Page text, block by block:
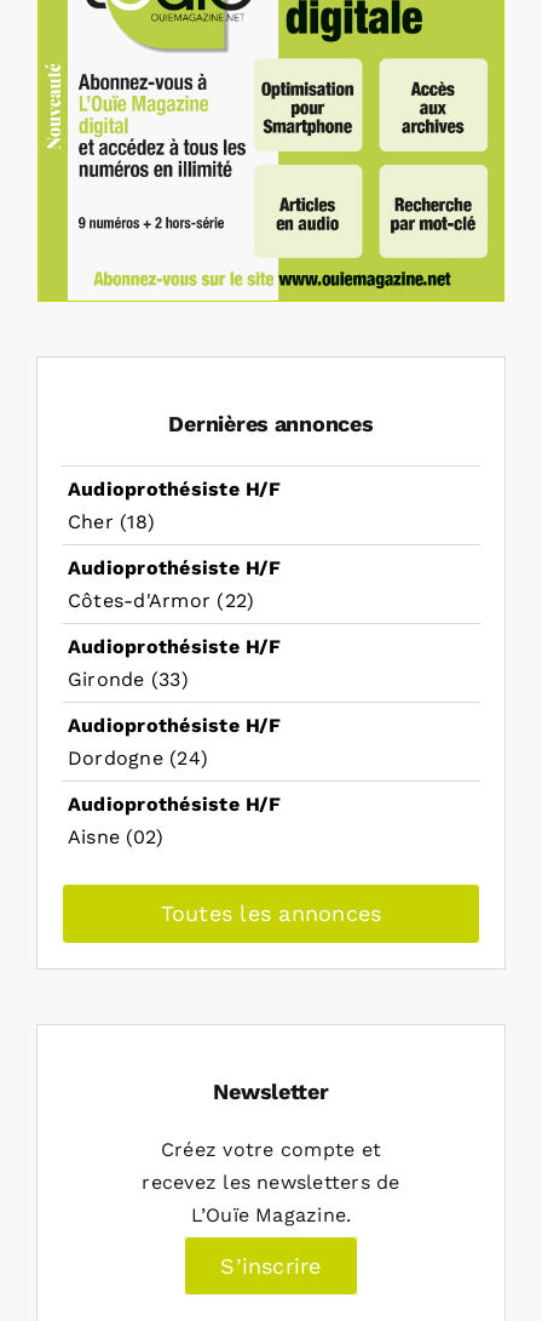
Dernières annonces
Audioprothésiste H/F
Cher (18)
Audioprothésiste H/F
Côtes-d'Armor (22)
Audioprothésiste H/F
Gironde (33)
Audioprothésiste H/F
Dordogne (24)
Audioprothésiste H/F
Aisne (02)
Toutes les annonces
Newsletter
Créez votre compte et
recevez les newsletters de
L’Ouïe Magazine.
S’inscrire